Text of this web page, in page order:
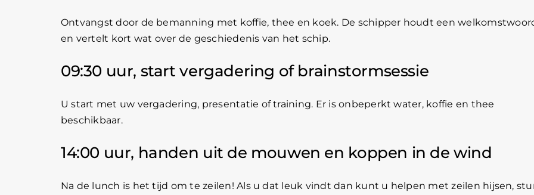
Ontvangst door de bemanning met koffie, thee en koek. De schipper houdt een
en vertelt kort wat over de geschiedenis van het schip.
09:30 uur, start vergadering of brainstormsessie
U start met uw vergadering, presentatie of training. Er is onbeperkt water, koffie en thee
beschikbaar.
14:00 uur, handen uit de mouwen en koppen in de wind
Na de lunch is het tijd om te zeilen! Als u dat leuk vindt dan kunt u helpen met zeilen hijsen,